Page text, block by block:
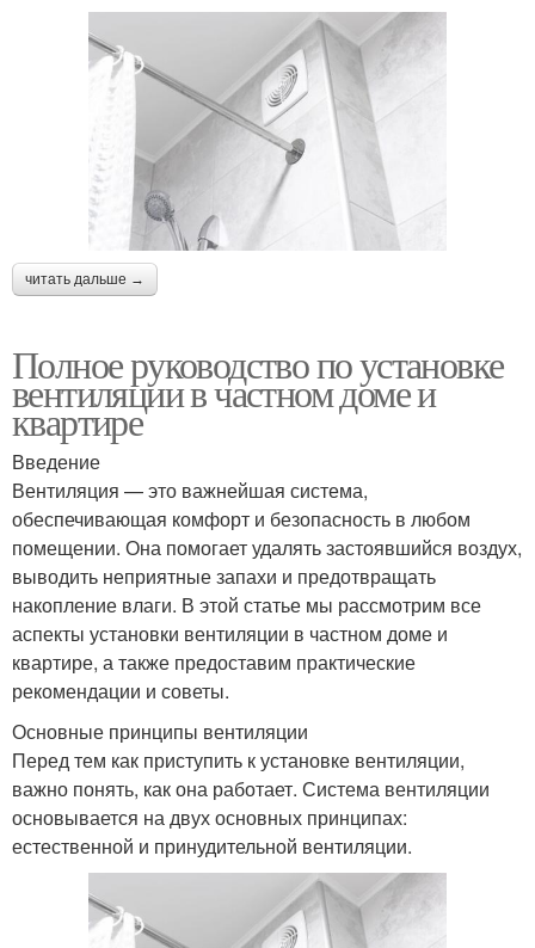
читать дальше →
Полное руководство по установке
вентиляции в частном доме и
квартире
Введение
Вентиляция — это важнейшая система,
обеспечивающая комфорт и безопасность в любом
помещении. Она помогает удалять застоявшийся воздух,
выводить неприятные запахи и предотвращать
накопление влаги. В этой статье мы рассмотрим все
аспекты установки вентиляции в частном доме и
квартире, а также предоставим практические
рекомендации и советы.
Основные принципы вентиляции
Перед тем как приступить к установке вентиляции,
важно понять, как она работает. Система вентиляции
основывается на двух основных принципах:
естественной и принудительной вентиляции.